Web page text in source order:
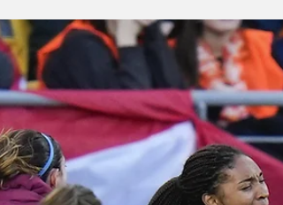
Suecia elimina a
Japón en cuartos de
final
Suecia asume rol de favorita en la copa
mundial femenina